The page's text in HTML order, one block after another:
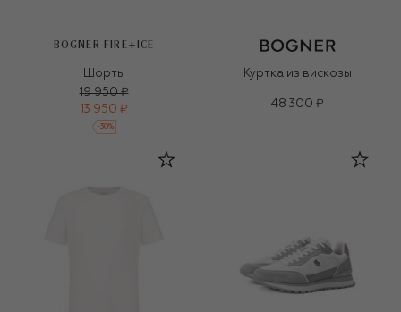
BOGNER FIRE+ICE
Шорты
19 950 ₽
13 950 ₽
-30%
Куртка из вискозы
48 300 ₽